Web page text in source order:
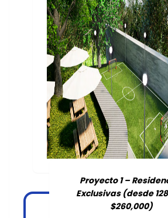
Proyecto 1 –
Exclusivas (desde
$260,000)